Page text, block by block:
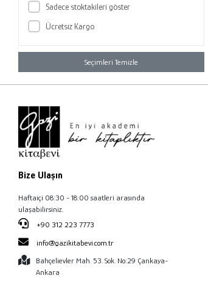
Sadece stoktakileri göster
Ücretsiz Kargo
Seçimleri Temizle
Bize Ulaşın
Haftaiçi 08:30 - 18:00 saatleri arasında
ulaşabilirsiniz.
+90 312 223 7773
info@gazikitabevi.com.tr
Bahçelievler Mah. 53. Sok. No:29 Çankaya-
Ankara